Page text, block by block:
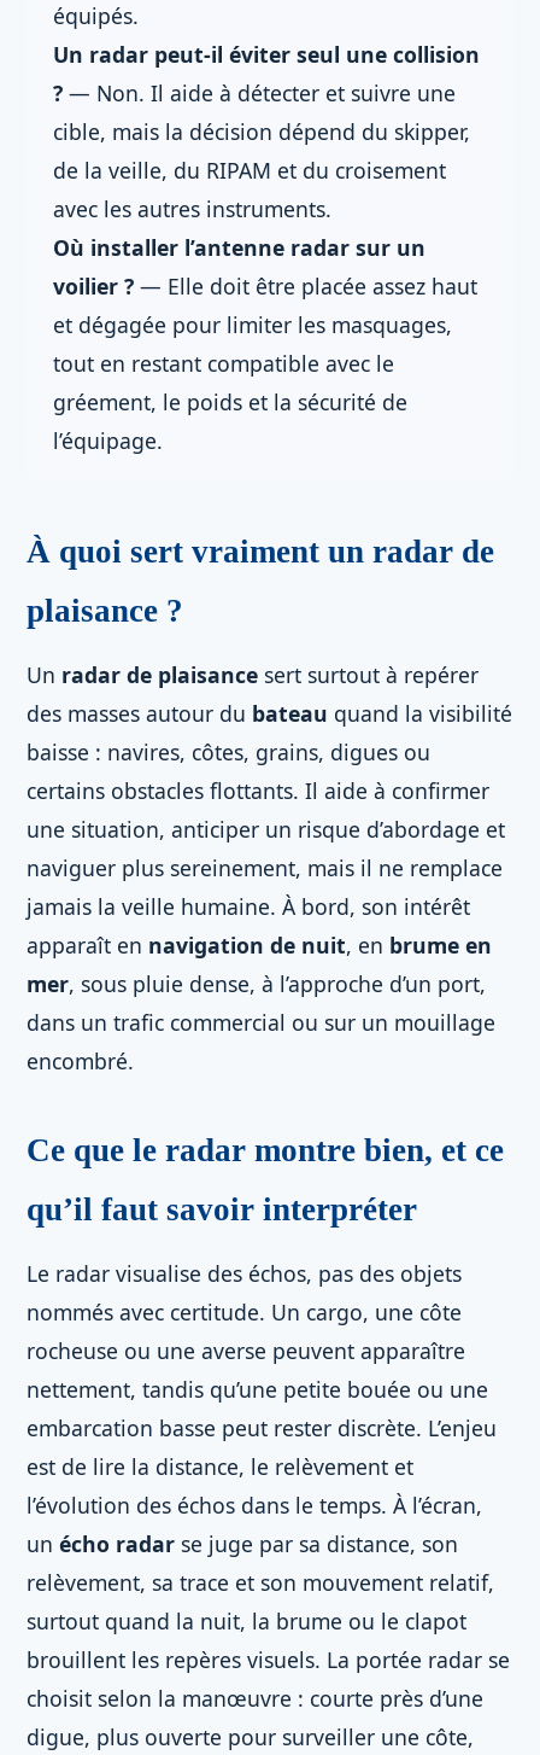
équipés.
Un radar peut-il éviter seul une collision
? — Non. Il aide à détecter et suivre une
cible, mais la décision dépend du skipper,
de la veille, du RIPAM et du croisement
avec les autres instruments.
Où installer l’antenne radar sur un
voilier ? — Elle doit être placée assez haut
et dégagée pour limiter les masquages,
tout en restant compatible avec le
gréement, le poids et la sécurité de
l’équipage.
À quoi sert vraiment un radar de
plaisance ?
Un radar de plaisance sert surtout à repérer
des masses autour du bateau quand la visibilité
baisse : navires, côtes, grains, digues ou
certains obstacles flottants. Il aide à confirmer
une situation, anticiper un risque d’abordage et
naviguer plus sereinement, mais il ne remplace
jamais la veille humaine. À bord, son intérêt
apparaît en navigation de nuit, en brume en
mer, sous pluie dense, à l’approche d’un port,
dans un trafic commercial ou sur un mouillage
encombré.
Ce que le radar montre bien, et ce
qu’il faut savoir interpréter
Le radar visualise des échos, pas des objets
nommés avec certitude. Un cargo, une côte
rocheuse ou une averse peuvent apparaître
nettement, tandis qu’une petite bouée ou une
embarcation basse peut rester discrète. L’enjeu
est de lire la distance, le relèvement et
l’évolution des échos dans le temps. À l’écran,
un écho radar se juge par sa distance, son
relèvement, sa trace et son mouvement relatif,
surtout quand la nuit, la brume ou le clapot
brouillent les repères visuels. La portée radar se
choisit selon la manœuvre : courte près d’une
digue, plus ouverte pour surveiller une côte,